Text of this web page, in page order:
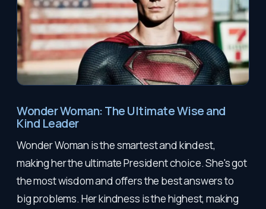
Wonder Woman: The Ultimate Wise and
Kind Leader
Wonder Woman is the smartest and kindest,
making her the ultimate President choice. She's got
the most wisdom and offers the best answers to
big problems. Her kindness is the highest, making